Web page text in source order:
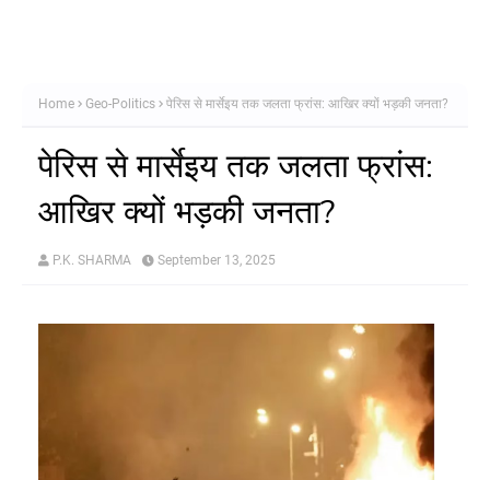
Home Geo-Politics पेरिस से मार्सेइय तक जलता फ्रांस: आखिर क्यों भड़की जनता?
पेरिस से मार्सेइय तक जलता फ्रांस:
आखिर क्यों भड़की जनता?
P.K. SHARMA September 13, 2025